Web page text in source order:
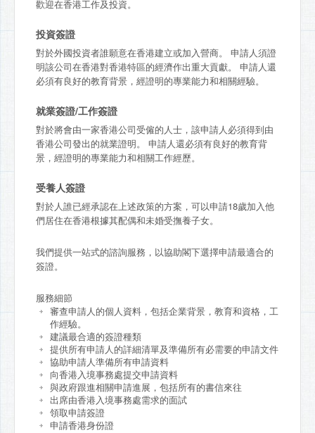
歡迎在香港工作及投資。
投資簽證
對於外國投資者誰願意在香港建立或加入營商。 申請人須證
明該公司在香港對香港特區的經濟作出重大貢獻。 申請人還
必須有良好的教育背景，經證明的專業能力和相關經驗。
就業簽證/工作簽證
對於將會由一家香港公司受僱的人士，該申請人必須得到由
香港公司發出的就業證明。 申請人還必須有良好的教育背
景，經證明的專業能力和相關工作經歷。
受養人簽證
對於人誰已經承認在上述政策的方案，可以申請18歲加入他
們居住在香港根據其配偶和未婚受撫養子女。
我們提供一站式的諮詢服務，以協助閣下選擇申請最適合的
簽證。
服務細節
審查申請人的個人資料，包括企業背景，教育和資格，工
作經驗。
建議最合適的簽證種類
提供所有申請人的詳細清單及準備所有必需要的申請文件
協助申請人準備所有申請資料
向香港入境事務處提交申請資料
與政府跟進相關申請進展，包括所有的書信來往
出席由香港入境事務處需求的面試
領取申請簽證
申請香港身份證